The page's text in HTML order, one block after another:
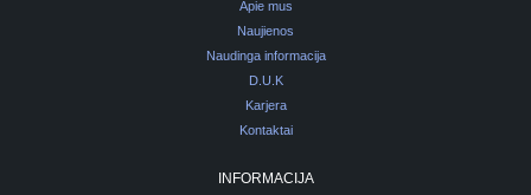
Apie mus
Naujienos
Naudinga informacija
D.U.K
Karjera
Kontaktai
INFORMACIJA